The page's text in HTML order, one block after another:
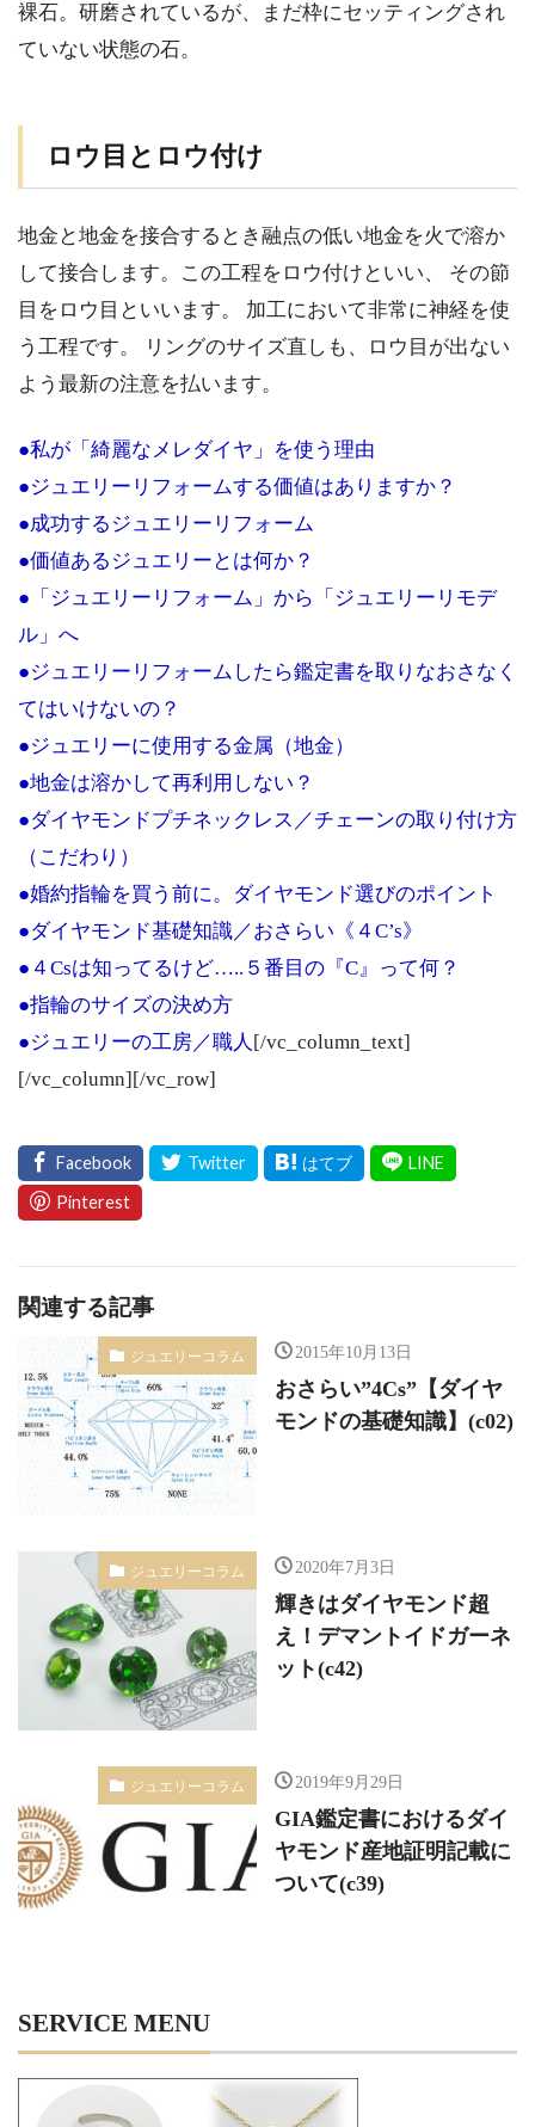
裸石。研磨されているが、まだ枠にセッティングされ
ていない状態の石。
ロウ目とロウ付け
地金と地金を接合するとき融点の低い地金を火で溶か
して接合します。この工程をロウ付けといい、 その節
目をロウ目といいます。 加工において非常に神経を使
う工程です。 リングのサイズ直しも、ロウ目が出ない
よう最新の注意を払います。
●私が「綺麗なメレダイヤ」を使う理由
●ジュエリーリフォームする価値はありますか？
●成功するジュエリーリフォーム
●価値あるジュエリーとは何か？
●「ジュエリーリフォーム」から「ジュエリーリモデ
ル」へ
●ジュエリーリフォームしたら鑑定書を取りなおさなく
てはいけないの？
●ジュエリーに使用する金属（地金）
●地金は溶かして再利用しない？
●ダイヤモンドプチネックレス／チェーンの取り付け方
（こだわり）
●婚約指輪を買う前に。ダイヤモンド選びのポイント
●ダイヤモンド基礎知識／おさらい《４C’s》
●４Csは知ってるけど…..５番目の『C』って何？
●指輪のサイズの決め方
●ジュエリーの工房／職人 [/vc_column_text]
[/vc_column][/vc_row]
関連する記事
ジュエリーコラム 2015年10月13日
おさらい”4Cs”【ダイヤ
モンドの基礎知識】(c02)
ジュエリーコラム 2020年7月3日
輝きはダイヤモンド超
え！デマントイドガーネ
ット(c42)
ジュエリーコラム 2019年9月29日
GIA鑑定書におけるダイ
ヤモンド産地証明記載に
ついて(c39)
SERVICE MENU